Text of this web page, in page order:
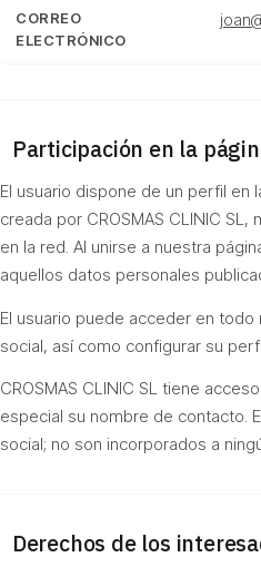
CORREO
ELECTRÓNICO
Participación en la
El usuario dispone de un perfil en
creada por CROSMAS CLINIC
en la red. Al unirse a nuestra
aquellos datos personales
El usuario puede acceder en
social, así como configurar su
CROSMAS CLINIC SL tiene
especial su nombre de contacto.
social; no son incorporados a
Derechos de los